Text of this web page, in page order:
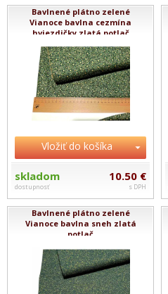
Bavlnené plátno zelené
Vianoce bavlna cezmína
hviezdičky zlatá potlač
Vložiť do košíka
skladom
dostupnosť
10.50 €
s DPH
Bavlnené plátno zelené
Vianoce bavlna sneh zlatá
potlač